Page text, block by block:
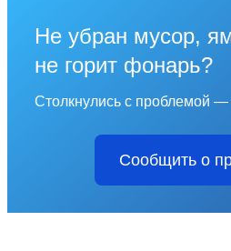
Не убран мусор,
не горит фонарь?
Столкнулись с проблемой
Сообщить о